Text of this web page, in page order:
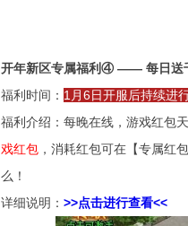
开年新区专属福利④ —— 每日送
福利时间： 1月6日开服后持续进
福利介绍：每晚在线，游戏红包
戏红包 ，消耗红包可在【专属红
么！
详细说明： >>点击进行查看<<